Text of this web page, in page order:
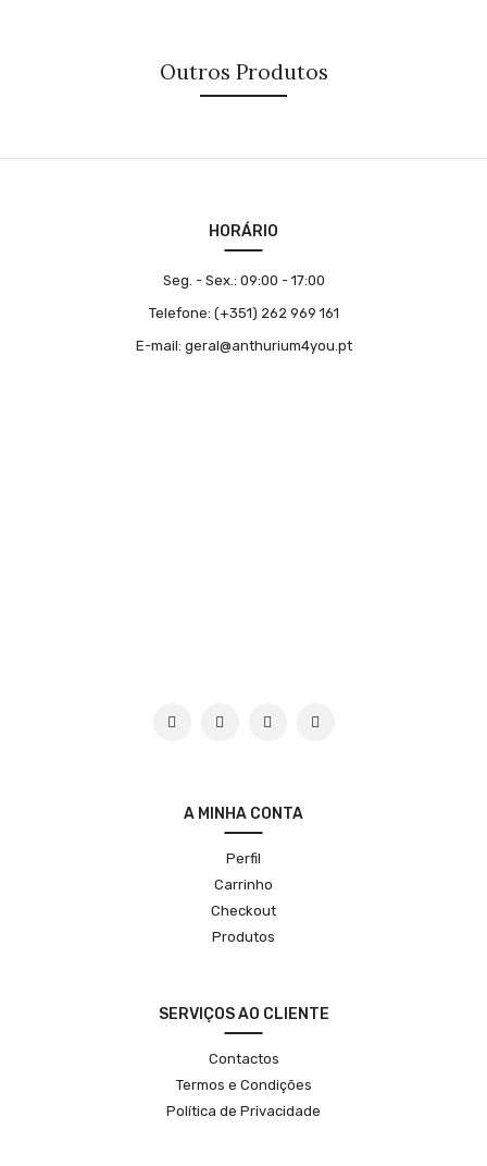
Outros Produtos
HORÁRIO
Seg. - Sex.: 09:00 - 17:00
Telefone: (+351) 262 969 161
E-mail: geral@anthurium4you.pt
A MINHA CONTA
Perfil
Carrinho
Checkout
Produtos
SERVIÇOS AO CLIENTE
Contactos
Termos e Condições
Política de Privacidade